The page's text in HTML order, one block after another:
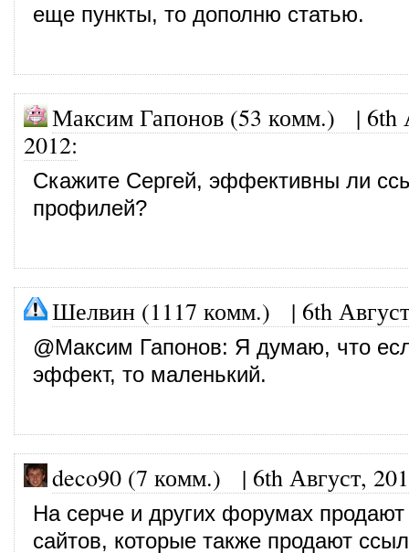
еще пункты, то дополню статью.
Максим Гапонов (53 комм.) | 6th
2012:
Скажите Сергей, эффективны ли
профилей?
Шелвин (1117 комм.) | 6th
@Максим Гапонов: Я думаю, что
эффект, то маленький.
deco90 (7 комм.) | 6th Август,
На серче и других форумах
сайтов, которые также продают